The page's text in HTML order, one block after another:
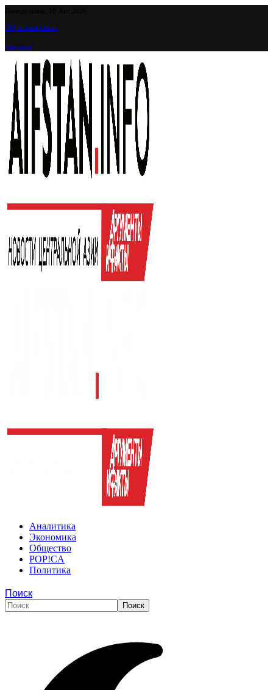
Обратная связь
Реклама
Аналитика
Экономика
Общество
POP!CA
Политика
Поиск